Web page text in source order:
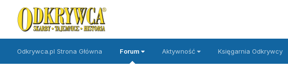
Odkrywca.pl Strona Główna Forum Aktywność Księgarnia Odkrywcy